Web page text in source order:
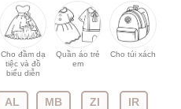
Cho đầm dạ
tiệc và đồ
biểu diễn
Quần áo trẻ
em
Cho túi xách
AL MB ZI IR